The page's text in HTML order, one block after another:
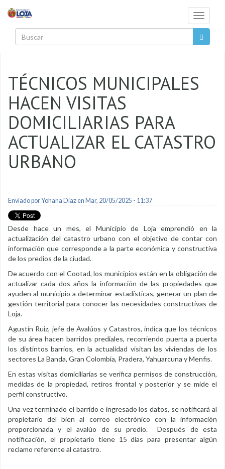
Toggle
TÉCNICOS MUNICIPALES
HACEN VISITAS
DOMICILIARIAS PARA
ACTUALIZAR EL CATASTRO
URBANO
Enviado porYohana Diazen Mar, 20/05/2025 - 11:37
Desde hace un mes, el Municipio de Loja emprendió en la
actualización del catastro urbano con el objetivo de contar con
información que corresponde a la parte económica y constructiva
de los predios de la ciudad.
De acuerdo con el Cootad, los municipios están en la obligación de
actualizar cada dos años la información de las propiedades que
ayuden al municipio a determinar estadísticas, generar un plan de
gestión territorial para conocer las necesidades constructivas de
Loja.
Agustín Ruiz, jefe de Avalúos y Catastros, indica que los técnicos
de su área hacen barridos prediales, recorriendo puerta a puerta
los distintos barrios, en la actualidad visitan las viviendas de los
sectores La Banda, Gran Colombia, Pradera, Yahuarcuna y Menfis.
En estas visitas domiciliarias se verifica permisos de construcción,
medidas de la propiedad, retiros frontal y posterior y se mide el
perfil constructivo.
Una vez terminado el barrido e ingresado los datos, se notificará al
propietario del bien al correo electrónico con la información
proporcionada y el avalúo de su predio. Después de esta
notificación, el propietario tiene 15 días para presentar algún
reclamo referente al catastro.